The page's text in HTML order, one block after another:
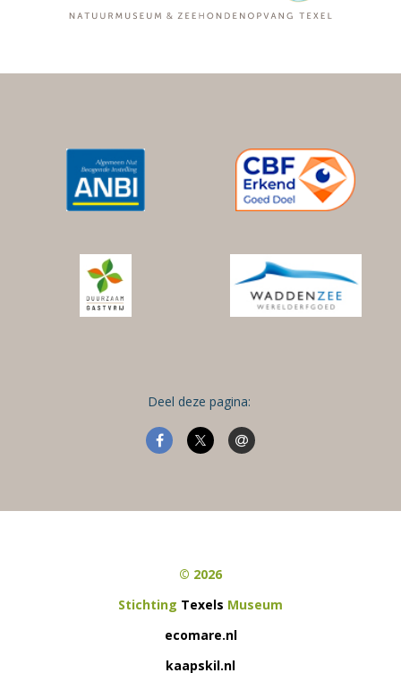
Deel deze pagina:
© 2026
Stichting Texels Museum
ecomare.nl
kaapskil.nl